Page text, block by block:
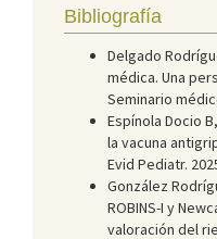
Bibliografía
Delgado
médica. Una
Seminario
Espínola Docio
la vacuna
Evid Pediatr.
González
ROBINS-I y
valoración del